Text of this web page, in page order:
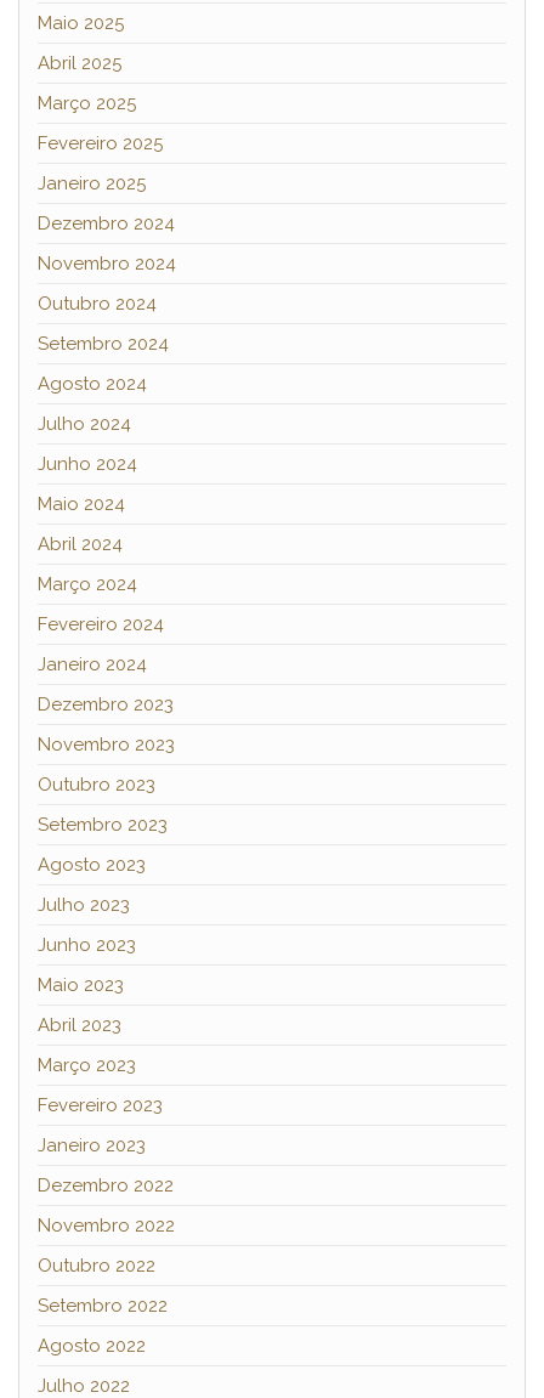
Maio 2025
Abril 2025
Março 2025
Fevereiro 2025
Janeiro 2025
Dezembro 2024
Novembro 2024
Outubro 2024
Setembro 2024
Agosto 2024
Julho 2024
Junho 2024
Maio 2024
Abril 2024
Março 2024
Fevereiro 2024
Janeiro 2024
Dezembro 2023
Novembro 2023
Outubro 2023
Setembro 2023
Agosto 2023
Julho 2023
Junho 2023
Maio 2023
Abril 2023
Março 2023
Fevereiro 2023
Janeiro 2023
Dezembro 2022
Novembro 2022
Outubro 2022
Setembro 2022
Agosto 2022
Julho 2022